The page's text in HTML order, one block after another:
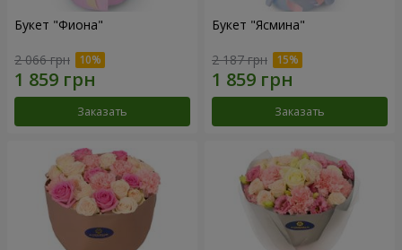
Букет "Фиона"
2 066 грн
Заказать
Букет "Ясмина"
2 187 грн
Заказать